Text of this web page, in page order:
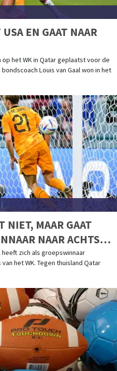
EN GAAT NAAR
op het WK in Qatar geplaatst voor de
Louis van Gaal won in het
NIET, MAAR GAAT
NAAR ACHTSTE
heeft zich als groepswinnaar
het WK. Tegen thuisland Qatar